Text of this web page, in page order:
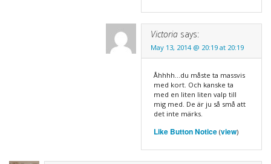
Victoria says:
May 13, 2014 @ 20:19 at 20:19
Åhhhh…du måste ta massvis
med kort. Och kanske ta
med en liten liten valp till
mig med. De är ju så små att
det inte märks.
Like Button Notice(view)